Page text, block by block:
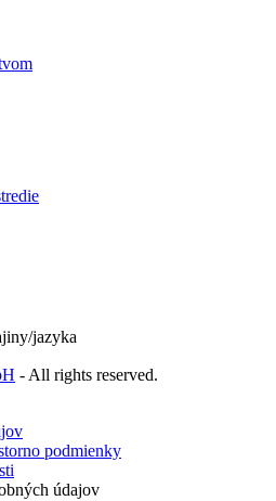
jazyka
- All rights reserved.
podmienky
údajov